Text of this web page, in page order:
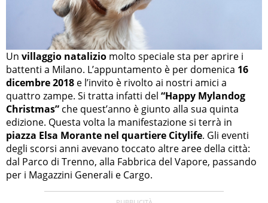
Un villaggio natalizio molto speciale sta per aprire i
battenti a Milano. L’appuntamento è per domenica 16
dicembre 2018 e l’invito è rivolto ai nostri amici a
quattro zampe. Si tratta infatti del “Happy Mylandog
Christmas” che quest’anno è giunto alla sua quinta
edizione. Questa volta la manifestazione si terrà in
piazza Elsa Morante nel quartiere Citylife. Gli eventi
degli scorsi anni avevano toccato altre aree della città:
dal Parco di Trenno, alla Fabbrica del Vapore, passando
per i Magazzini Generali e Cargo.